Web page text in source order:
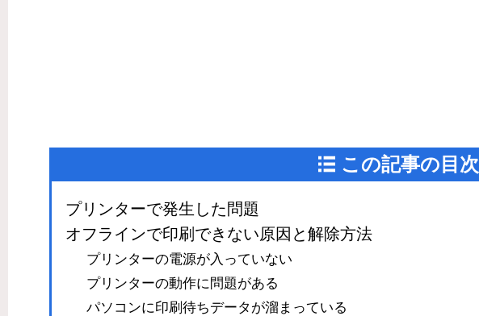
この記事の目次
プリンターで発生した問題
オフラインで印刷できない原因と解除方法
プリンターの電源が入っていない
プリンターの動作に問題がある
パソコンに印刷待ちデータが溜まっている